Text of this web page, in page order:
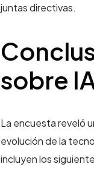
juntas directivas.
sobre
La encuesta reveló
evolución de la
incluyen los